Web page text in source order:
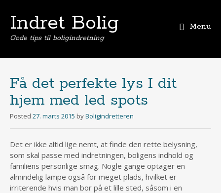
Indret Bolig
Gode tips til boligindretning
Menu
content
Få det perfekte lys I dit
hjem med led spots
Posted 27. marts 2015 byBoligindretteren
Det er ikke altid lige nemt, at finde den rette belysning,
som skal passe med indretningen, boligens indhold og
familiens personlige smag. Nogle gange optager en
almindelig lampe også for meget plads, hvilket er
irriterende hvis man bor på et lille sted, såsom i en